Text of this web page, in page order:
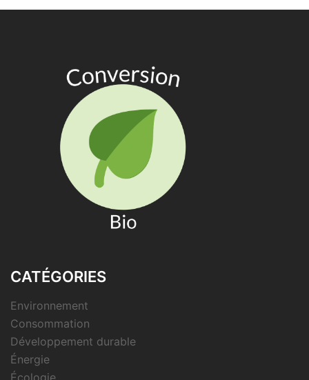
CATÉGORIES
Environnement
Consommation
Développement durable
Énergie
Écologie